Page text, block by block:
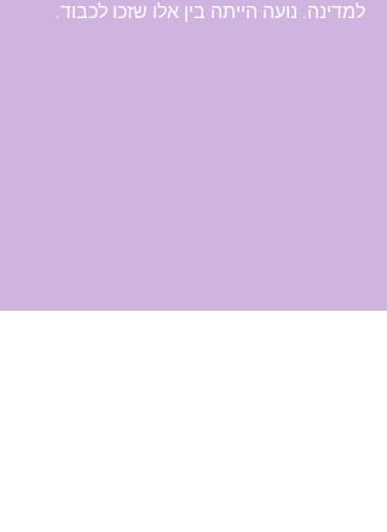
למדינה. נועה הייתה בין אלו שזכו לכבוד.